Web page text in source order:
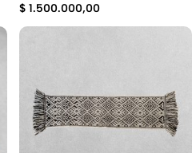
$1.500.000,00